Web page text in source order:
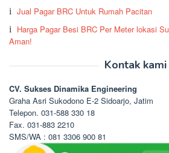
Jual Pagar BRC Untuk Rumah Pacitan
Harga Pagar Besi BRC Per Meter lokasi
Aman!
Kontak kami
CV. Sukses Dinamika Engineering
Graha Asri Sukodono E-2 Sidoarjo, Jatim
Telepon. 031-588 330 18
Fax. 031-883 2210
SMS/WA : 081 3306 900 81